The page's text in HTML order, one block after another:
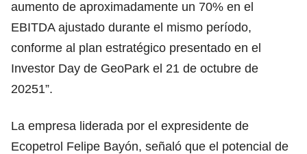
aumento de aproximadamente un 70% en el
EBITDA ajustado durante el mismo período,
conforme al plan estratégico presentado en el
Investor Day de GeoPark el 21 de octubre de
20251”.
La empresa liderada por el expresidente de
Ecopetrol Felipe Bayón, señaló que el potencial de